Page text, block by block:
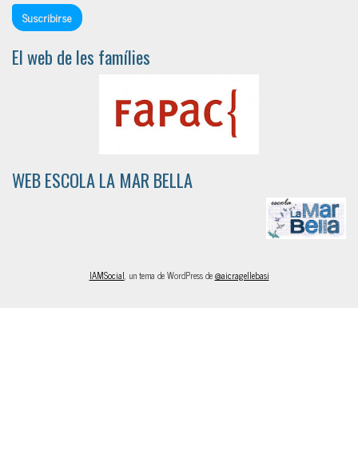
El web de les famílies
WEB ESCOLA LA MAR BELLA
IAMSocial, un tema de WordPress de@aicragellebasi